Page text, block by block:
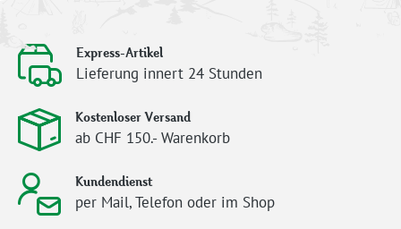
Express-Artikel
Lieferung innert 24 Stunden
Kostenloser Versand
ab CHF 150.- Warenkorb
Kundendienst
per Mail, Telefon oder im Shop